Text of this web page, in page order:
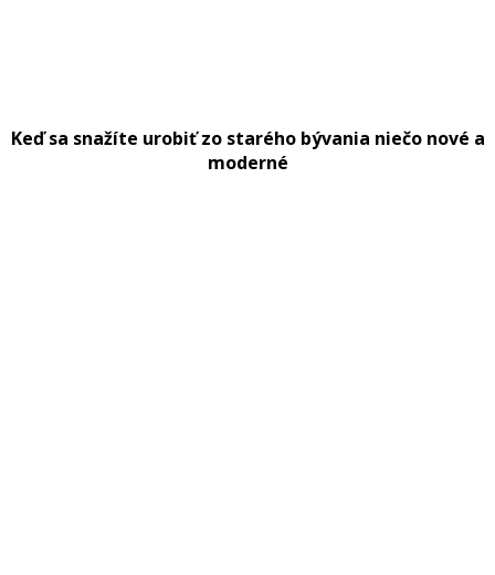
Keď sa snažíte urobiť zo starého bývania niečo nové a
moderné